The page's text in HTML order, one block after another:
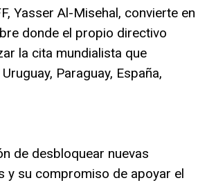
Yasser Al-Misehal, convierte en
donde el propio directivo
la cita mundialista que
Paraguay, España,
de desbloquear nuevas
y su compromiso de apoyar el